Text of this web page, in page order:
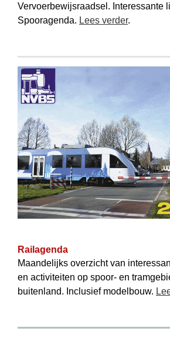
Vervoerbewijs­raadsel. Interessante
Spooragenda. Lees verder.
Railagenda
Maandelijks overzicht van
en activiteiten op spoor- en
buitenland. Inclusief modelbouw.